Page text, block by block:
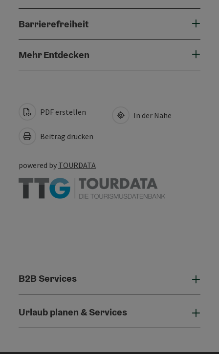
Barrierefreiheit
Mehr Entdecken
PDF erstellen
Beitrag drucken
In der Nähe
powered by TOURDATA
B2B Services
Urlaub planen & Services